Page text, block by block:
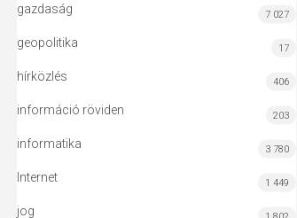
gazdaság 7 027
geopolitika 17
hírközlés 406
információ röviden 203
informatika 3 780
Internet 1 449
jog